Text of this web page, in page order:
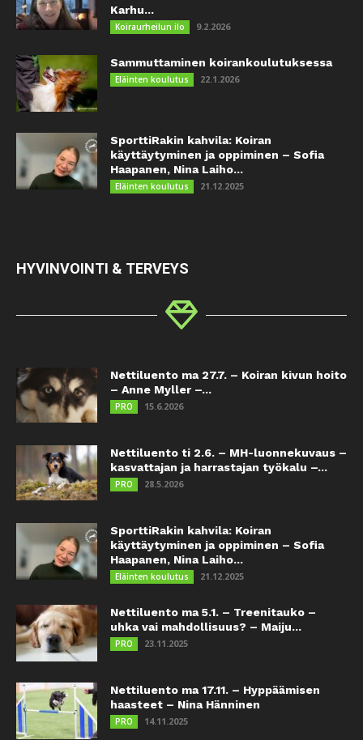
Karhu...
Koiraurheilun ilo 9.2.2026
Sammuttaminen koirankoulutuksessa
Eläinten koulutus 22.1.2026
SporttiRakin kahvila: Koiran
käyttäytyminen ja oppiminen – Sofia
Haapanen, Nina Laiho...
Eläinten koulutus 21.12.2025
HYVINVOINTI & TERVEYS
Nettiluento ma 27.7. – Koiran kivun hoito
– Anne Myller –...
PRO 15.6.2026
Nettiluento ti 2.6. – MH-luonnekuvaus –
kasvattajan ja harrastajan työkalu –...
PRO 28.5.2026
SporttiRakin kahvila: Koiran
käyttäytyminen ja oppiminen – Sofia
Haapanen, Nina Laiho...
Eläinten koulutus 21.12.2025
Nettiluento ma 5.1. – Treenitauko –
uhka vai mahdollisuus? – Maiju...
PRO 23.11.2025
Nettiluento ma 17.11. – Hyppäämisen
haasteet – Nina Hänninen
PRO 14.11.2025